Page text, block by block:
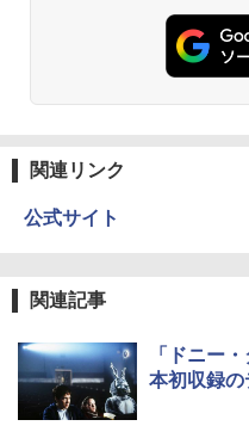
関連リンク
公式サイト
関連記事
「ドニー
本初収録の